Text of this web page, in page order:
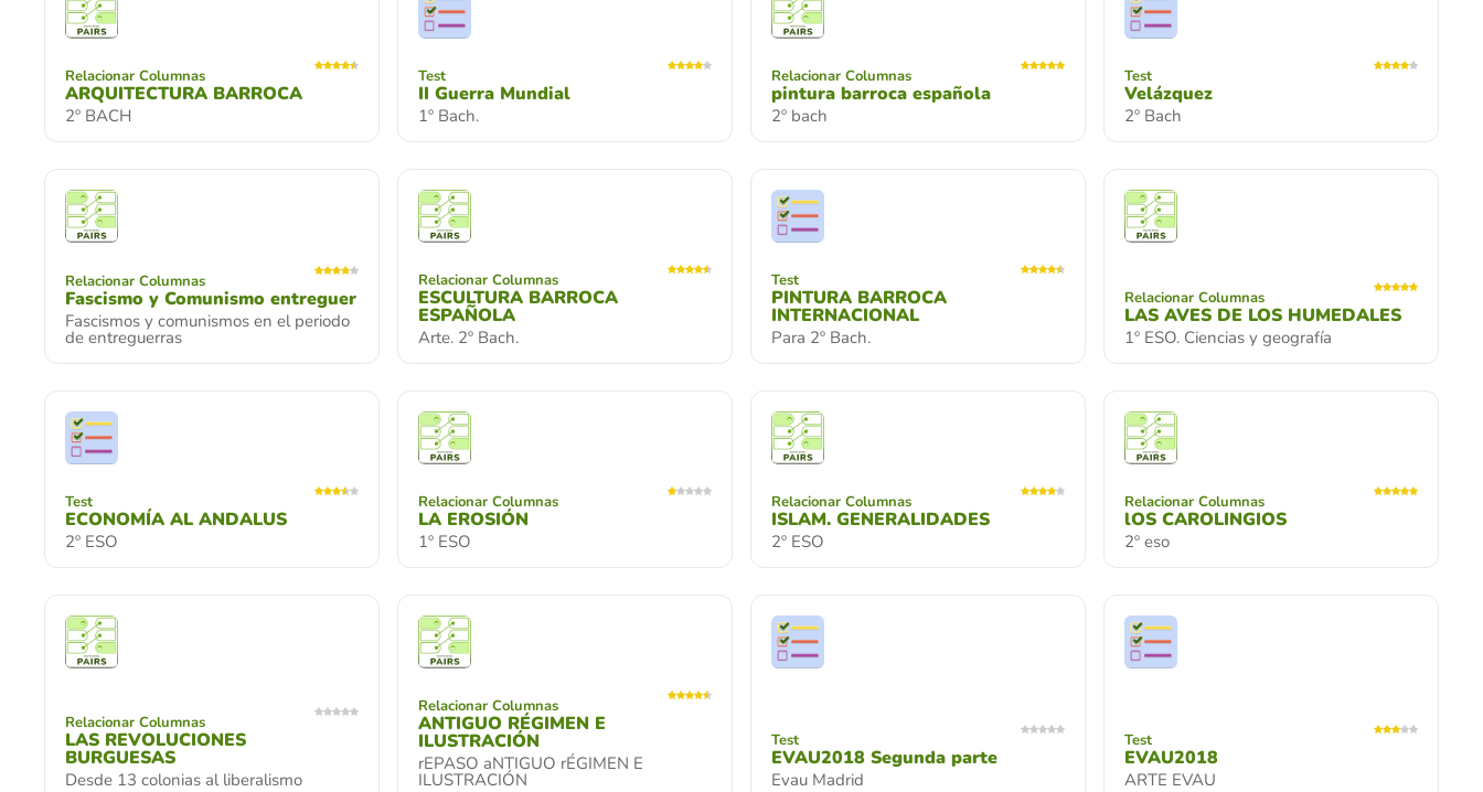
Relacionar Columnas
ARQUITECTURA BARROCA
2º BACH
Test
II Guerra Mundial
1º Bach.
Relacionar Columnas
pintura barroca española
2º bach
Test
Velázquez
2º Bach
Relacionar Columnas
Fascismo y Comunismo entreguer
Fascismos y comunismos en el periodo
de entreguerras
Relacionar Columnas
ESCULTURA BARROCA
ESPAÑOLA
Arte. 2º Bach.
Test
PINTURA BARROCA
INTERNACIONAL
Para 2º Bach.
Relacionar Columnas
LAS AVES DE LOS HUMEDALES
1º ESO. Ciencias y geografía
Test
ECONOMÍA AL ANDALUS
2º ESO
Relacionar Columnas
LA EROSIÓN
1º ESO
Relacionar Columnas
ISLAM. GENERALIDADES
2º ESO
Relacionar Columnas
lOS CAROLINGIOS
2º eso
Relacionar Columnas
LAS REVOLUCIONES
BURGUESAS
Desde 13 colonias al liberalismo
Relacionar Columnas
ANTIGUO RÉGIMEN E
ILUSTRACIÓN
rEPASO aNTIGUO rÉGIMEN E
ILUSTRACIÓN
Test
EVAU2018 Segunda parte
Evau Madrid
Test
EVAU2018
ARTE EVAU